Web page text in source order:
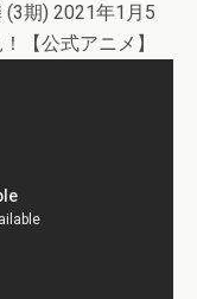
(3期) 2021年1月5
【公式アニメ】